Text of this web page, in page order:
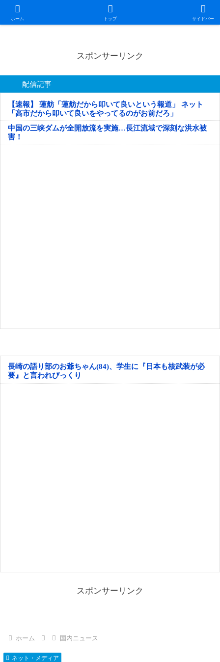
ホーム トップ サイドバー
日本第一！ニュース録
スポンサーリンク
配信記事
【速報】 蓮舫「蓮舫だから叩いて良いという報道」 ネット
「高市だから叩いて良いをやってるのがお前だろ」
中国の三峡ダムが全開放流を実施…長江流域で深刻な洪水被
害！
長崎の語り部のお爺ちゃん(84)、学生に『日本も核武装が必
要』と言われびっくり
スポンサーリンク
ホーム 国内ニュース
ネット・メディア